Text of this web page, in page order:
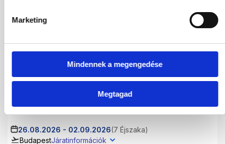
Marketing
Mindennek a megengedése
Megtagad
BudapestJáratinformációk
416 614
Gyermekek Kiválasztás
26.08.2026 - 02.09.2026(7 Éjszaka)
BudapestJáratinformációk